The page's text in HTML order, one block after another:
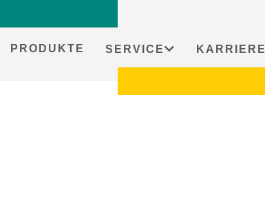
PRODUKTE SERVICE KARRIERE